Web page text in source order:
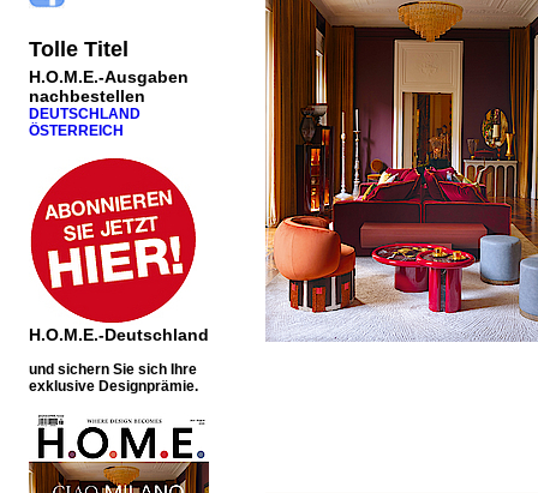
Tolle Titel
H.O.M.E.-Ausgaben
nachbestellen
DEUTSCHLAND
ÖSTERREICH
H.O.M.E.-Deutschland
und sichern Sie sich Ihre
exklusive Designprämie.